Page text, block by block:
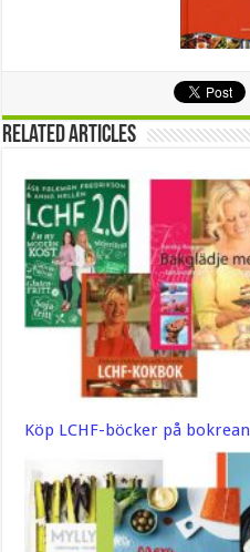
Related Articles
Köp LCHF-böcker på bokrean